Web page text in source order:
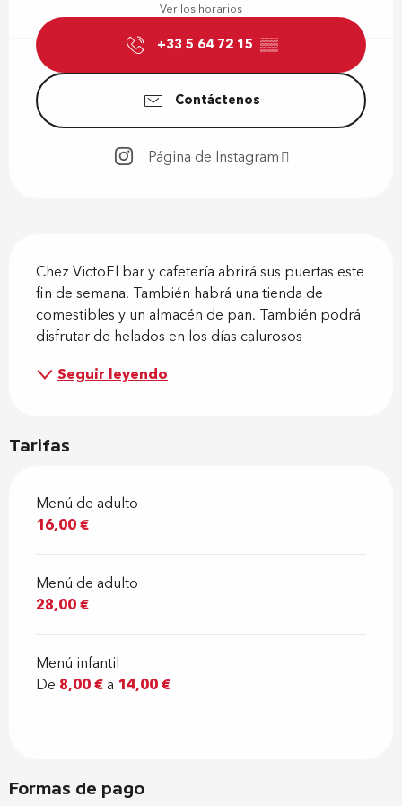
Ver los horarios
+33 5 64 72 15 ▒▒
Contáctenos
Página de Instagram
Chez VictoEl bar y cafetería abrirá sus puertas este
fin de semana. También habrá una tienda de
comestibles y un almacén de pan. También podrá
disfrutar de helados en los días calurosos
Seguir leyendo
Tarifas
Menú de adulto
16,00 €
Menú de adulto
28,00 €
Menú infantil
De 8,00 €a 14,00 €
Formas de pago